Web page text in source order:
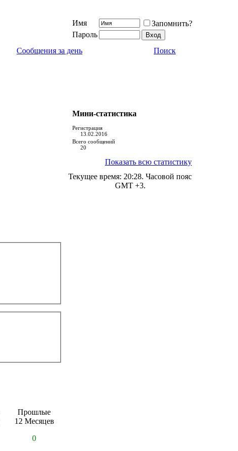
Имя
Запомнить?
Пароль
Сообщения за день Поиск
Прошлые
12 Месяцев
0
Мини-статистика
Регистрация
13.02.2016
Всего сообщений
20
Показать всю статистику
Текущее время: 20:28. Часовой пояс
GMT +3.